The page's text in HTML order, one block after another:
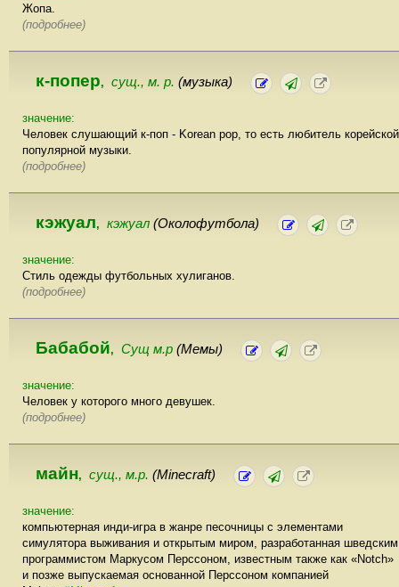
Жопа.
(подробнее)
к-попер, сущ., м. р. (музыка)
значение:
Человек слушающий к-поп - Korean pop, то есть любитель корейской
популярной музыки.
(подробнее)
кэжуал, кэжуал (Околофутбола)
значение:
Стиль одежды футбольных хулиганов.
(подробнее)
Бабабой, Сущ м.р (Мемы)
значение:
Человек у которого много девушек.
(подробнее)
майн, сущ., м.р. (Minecraft)
значение:
компьютерная инди-игра в жанре песочницы с элементами
симулятора выживания и открытым миром, разработанная шведским
программистом Маркусом Перссоном, известным также как «Notch»
и позже выпускаемая основанной Перссоном компанией